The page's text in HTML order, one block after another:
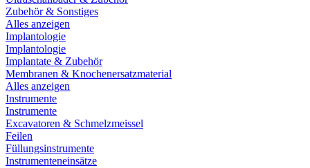
Zubehör & Sonstiges
Alles anzeigen
Implantologie
Implantologie
Implantate & Zubehör
Membranen & Knochenersatzmaterial
Alles anzeigen
Instrumente
Instrumente
Excavatoren & Schmelzmeissel
Feilen
Füllungsinstrumente
Instrumenteneinsätze